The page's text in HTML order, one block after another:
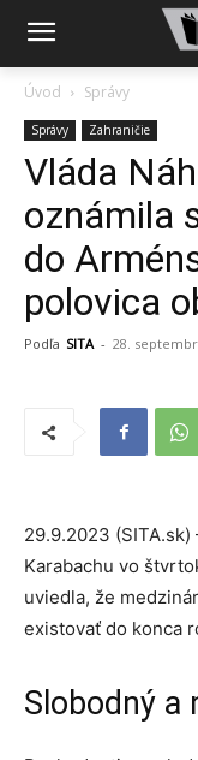
Úvod Správy
Správy Zahraničie
Vláda
oznámila
do
polovica
Podľa SITA - 28.
29.9.2023
Karabachu vo
uviedla, že
existovať do konca
Slobodný a